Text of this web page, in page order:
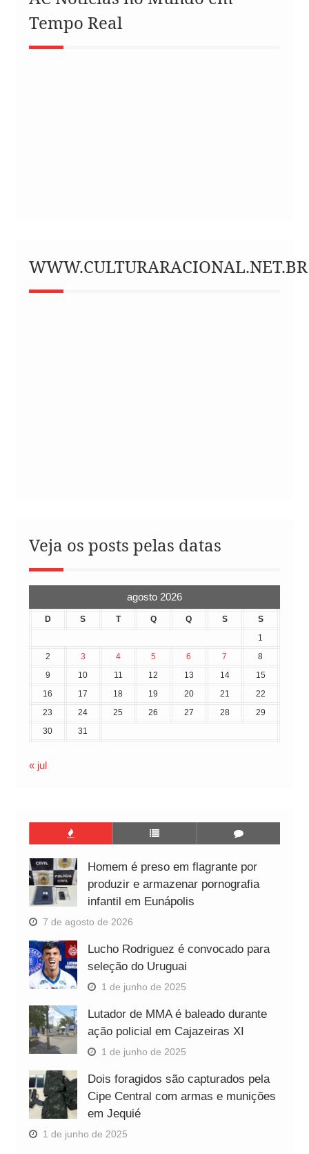
Tempo Real
WWW.CULTURARACIONAL.NET.BR
Veja os posts pelas datas
agosto 2026
D S T Q Q S
S
1
2
3 4 5 6 7
8
9
10 11 12 13 14
15
16
17 18 19 20 21
22
23
24 25 26 27 28
29
30
31
« jul
Homem é preso em flagrante por
produzir e armazenar pornografia
infantil em Eunápolis
7 de agosto de 2026
Lucho Rodriguez é convocado para
seleção do Uruguai
1 de junho de 2025
Lutador de MMA é baleado durante
ação policial em Cajazeiras XI
1 de junho de 2025
Dois foragidos são capturados pela
Cipe Central com armas e munições
em Jequié
1 de junho de 2025